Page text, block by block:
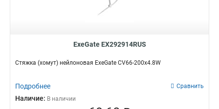
ExeGate EX292914RUS
Стяжка (хомут) нейлоновая ExeGate CV66-200x4.8W
Подробнее Сравнить
Наличие: В наличии